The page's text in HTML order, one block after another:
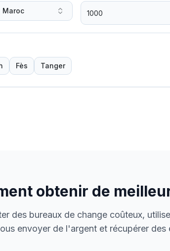
Maroc
Fès Tanger
obtenir de
des bureaux de change coûteux,
envoyer de l'argent et récupérer des